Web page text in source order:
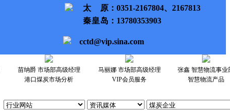
太原 ：0351-2167804、2167813
秦皇岛 ：13780353903
cctd@vip.sina.com
苗纳爵 市场部高级经理
港口煤炭市场分析
马丽娜 市场部高级经理
VIP会员服务
张鑫 智慧物流事业
智慧物流产品